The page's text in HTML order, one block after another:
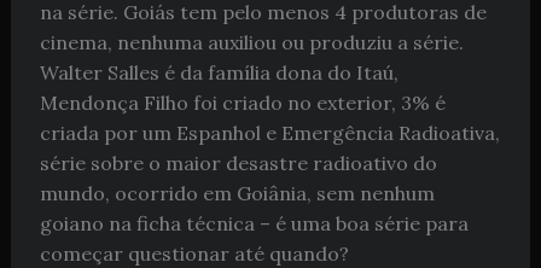
na série. Goiás tem pelo menos 4 produtoras de
cinema, nenhuma auxiliou ou produziu a série.
Walter Salles é da família dona do Itaú,
Mendonça Filho foi criado no exterior, 3% é
criada por um Espanhol e Emergência Radioativa,
série sobre o maior desastre radioativo do
mundo, ocorrido em Goiânia, sem nenhum
goiano na ficha técnica – é uma boa série para
começar questionar até quando?